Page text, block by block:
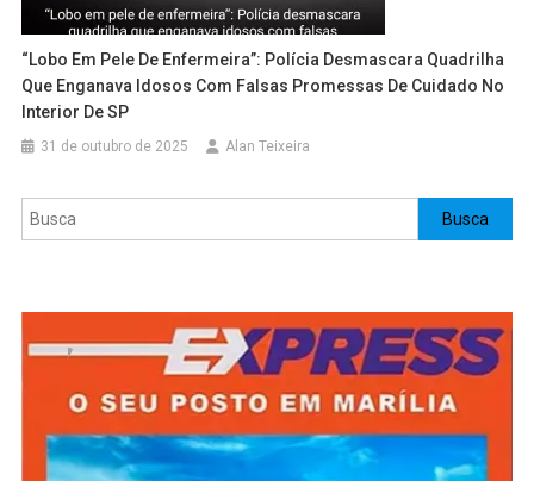
“Lobo Em Pele De Enfermeira”: Polícia Desmascara Quadrilha
Que Enganava Idosos Com Falsas Promessas De Cuidado No
Interior De SP
31 de outubro de 2025 Alan Teixeira
Pesquisar Busca